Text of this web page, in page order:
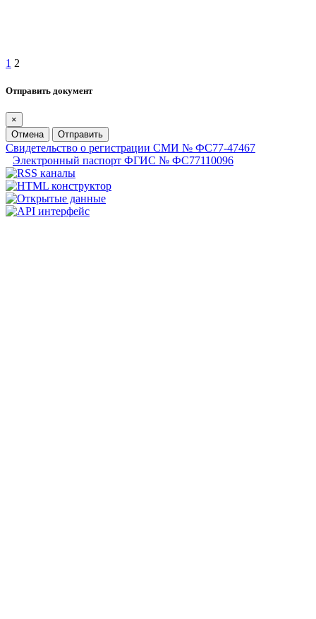
1 2
Отправить документ
×
Отмена
Отправить
Свидетельство о регистрации СМИ № ФС77-47467
Электронный паспорт ФГИС № ФС77110096